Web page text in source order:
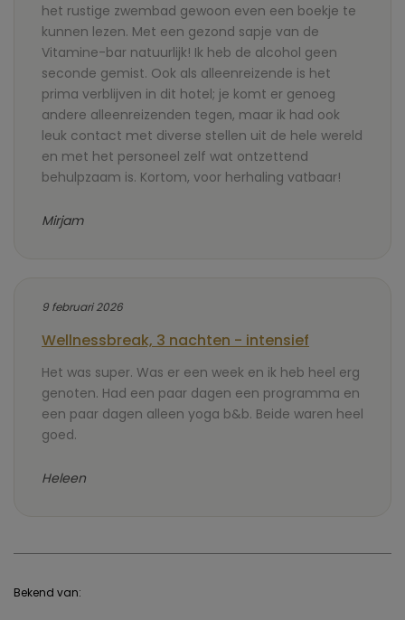
het rustige zwembad gewoon even een boekje te
kunnen lezen. Met een gezond sapje van de
Vitamine-bar natuurlijk! Ik heb de alcohol geen
seconde gemist. Ook als alleenreizende is het
prima verblijven in dit hotel; je komt er genoeg
andere alleenreizenden tegen, maar ik had ook
leuk contact met diverse stellen uit de hele wereld
en met het personeel zelf wat ontzettend
behulpzaam is. Kortom, voor herhaling vatbaar!
Mirjam
9 februari 2026
Wellnessbreak, 3 nachten - intensief
Het was super. Was er een week en ik heb heel erg
genoten. Had een paar dagen een programma en
een paar dagen alleen yoga b&b. Beide waren heel
goed.
Heleen
Bekend van: